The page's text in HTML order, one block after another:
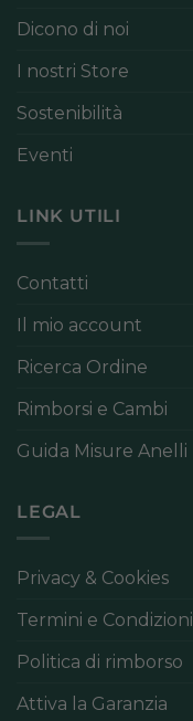
Dicono di noi
I nostri Store
Sostenibilità
Eventi
LINK UTILI
Contatti
Il mio account
Ricerca Ordine
Rimborsi e Cambi
Guida Misure Anelli
LEGAL
Privacy & Cookies
Termini e Condizioni
Politica di rimborso
Attiva la Garanzia